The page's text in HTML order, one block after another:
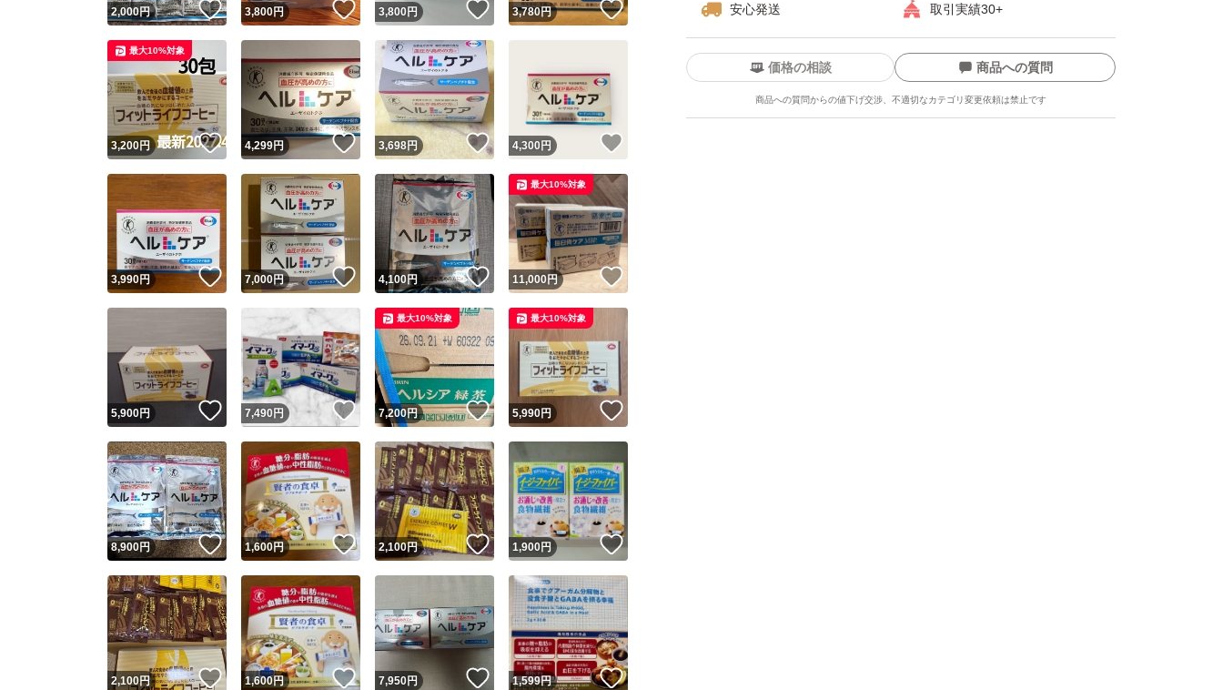
安心発送 取引実績30+
ユーザーの実績について
Yahoo!フリマが定めた一定の基準を満たしたユーザーにバッジを付与しています
安心取引出品者
安心取引出品者 Yahoo!フリマの基準をクリアした安心・安全なユーザーです
取引実績
このユーザーはYahoo!フリマの取引を完了させた実績があります
他フリマ実績◯+ このユーザーは他フリマサービスでの取引実績があります
価格の相談 商品への質問
商品への質問からの値下げ交渉、不適切なカテゴリ変更依頼は禁止です
この商品の情報をコピーします
商品画像の 無断転載は禁止されています
コピーは
1商品につき1回です
出品ページへ
2,000円 いいね！
3,800円 いいね！
3,800円 いいね！
3,780円 いいね！
3,200円 いいね！
最大10%対象
4,299円 いいね！
3,698円 いいね！
4,300 円
3,990円 いいね！
7,000円 いいね！
4,100円 いいね！
11,000円
最大10%対象
5,900円 いいね！
7,490 円 いいね！
7,200円 いいね！
最大10%対象
5,990円
最大10%対象
8,900円 いいね！
1,600円 いいね！
2,100円 いいね！
1,900円
2,100円 いいね！
1,600円 いいね！
7,950円 いいね！
1,599円 いいね！